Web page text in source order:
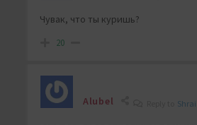
Чувак, что ты куришь?
20
Alubel Shrai